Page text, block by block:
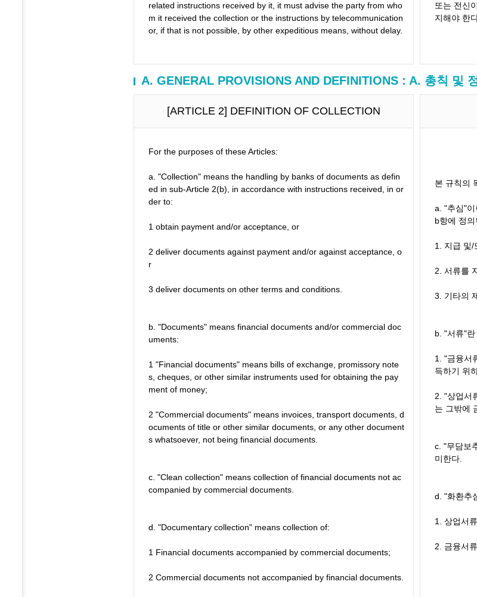
related instructions received by it, it must advise the party from who
m it received the collection or the instructions by telecommunication
or, if that is not possible, by other expeditious means, without delay.
또는 전신
지해야 한
A. GENERAL PROVISIONS AND DEFINITIONS : A. 총칙 및
[ARTICLE 2] DEFINITION OF COLLECTION
For the purposes of these Articles:
a. "Collection" means the handling by banks of documents as defin
ed in sub-Article 2(b), in accordance with instructions received, in or
der to:
1 obtain payment and/or acceptance, or
2 deliver documents against payment and/or against acceptance, o
r
3 deliver documents on other terms and conditions.
b. "Documents" means financial documents and/or commercial doc
uments:
1 "Financial documents" means bills of exchange, promissory note
s, cheques, or other similar instruments used for obtaining the pay
ment of money;
2 "Commercial documents" means invoices, transport documents, d
ocuments of title or other similar documents, or any other document
s whatsoever, not being financial documents.
c. "Clean collection" means collection of financial documents not ac
companied by commercial documents.
d. "Documentary collection" means collection of:
1 Financial documents accompanied by commercial documents;
2 Commercial documents not accompanied by financial documents.
본 규칙의
a. "추심"
b항에 정
1. 지급 및/
2. 서류를
3. 기타의
b. "서류"
1. "금융서
득하기 위
2. "상업서
는 그밖에
c. "무담보
미한다.
d. "화환추
1. 상업서
2. 금융서